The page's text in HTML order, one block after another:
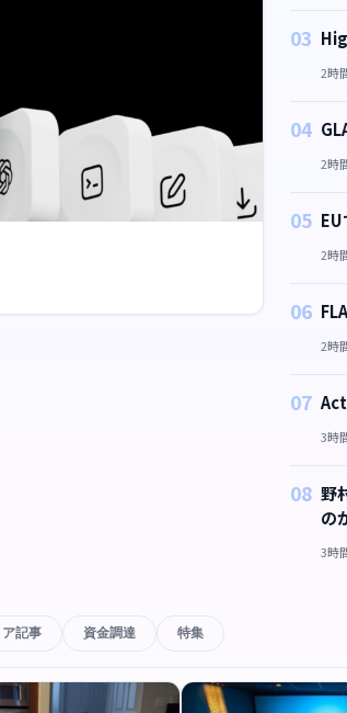
03
2時
04
2時
05
2時
06
2時
07
3時
08 野
の
3時
記事 資金調達 特集